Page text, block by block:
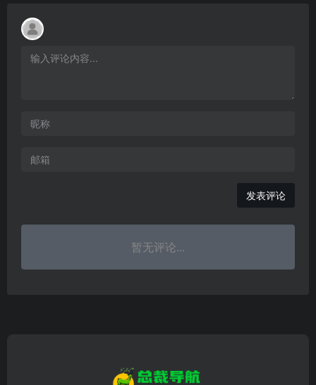
发表评论
暂无评论...